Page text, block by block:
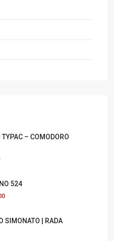
TYPAC – COMODORO
524
SIMONATO | RADA